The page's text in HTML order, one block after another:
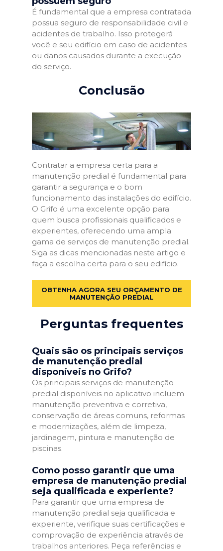
É fundamental que a empresa contratada
possua seguro de responsabilidade civil e
acidentes de trabalho. Isso protegerá
você e seu edifício em caso de acidentes
ou danos causados durante a execução
do serviço.
Conclusão
Contratar a empresa certa para a
manutenção predial é fundamental para
garantir a segurança e o bom
funcionamento das instalações do edifício.
O Grifo é uma excelente opção para
quem busca profissionais qualificados e
experientes, oferecendo uma ampla
gama de serviços de manutenção predial.
Siga as dicas mencionadas neste artigo e
faça a escolha certa para o seu edifício.
OBTENHA AGORA SEU ORÇAMENTO DE
MANUTENÇÃO PREDIAL
Perguntas frequentes
Quais são os principais serviços
de manutenção predial
disponíveis no Grifo?
Os principais serviços de manutenção
predial disponíveis no aplicativo incluem
manutenção preventiva e corretiva,
conservação de áreas comuns, reformas
e modernizações, além de limpeza,
jardinagem, pintura e manutenção de
piscinas.
Como posso garantir que uma
empresa de manutenção predial
seja qualificada e experiente?
Para garantir que uma empresa de
manutenção predial seja qualificada e
experiente, verifique suas certificações e
comprovação de experiência através de
trabalhos anteriores. Peça referências e